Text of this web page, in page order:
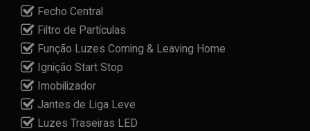
Fecho Central
Filtro de Partículas
Função Luzes Coming & Leaving Home
Ignição Start Stop
Imobilizador
Jantes de Liga Leve
Luzes Traseiras LED